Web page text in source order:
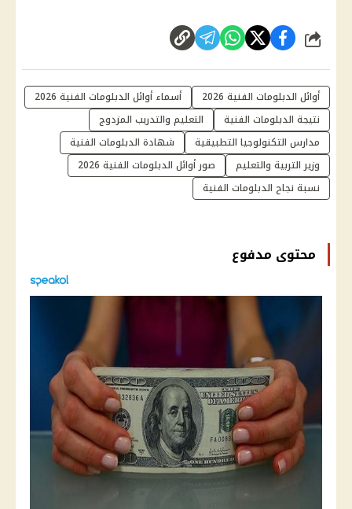
شارك
أوائل الدبلومات الفنية 2026
أسماء أوائل الدبلومات الفنية 2026
نتيجة الدبلومات الفنية
التعليم والتدريب المزدوج
مدارس التكنولوجيا التطبيقية
شهادة الدبلومات الفنية
وزير التربية والتعليم
صور أوائل الدبلومات الفنية 2026
نسبة نجاح الدبلومات الفنية
محتوى مدفوع